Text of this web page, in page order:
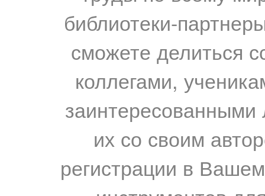
библиотеки-
сможете делиться
коллегами,
их со своим
регистрации в